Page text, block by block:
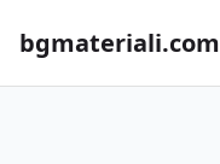
bgmateriali.com